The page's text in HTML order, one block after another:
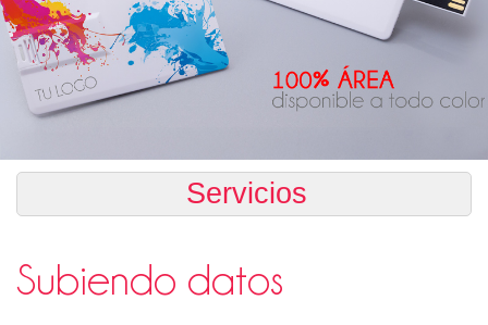
Servicios
Subiendo datos